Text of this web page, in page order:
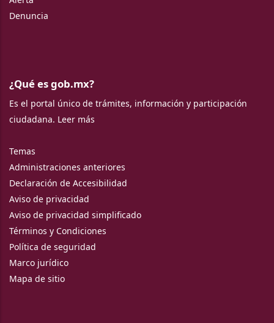
Denuncia
¿Qué es gob.mx?
Es el portal único de trámites, información y participación
ciudadana. Leer más
Temas
Administraciones anteriores
Declaración de Accesibilidad
Aviso de privacidad
Aviso de privacidad simplificado
Términos y Condiciones
Política de seguridad
Marco jurídico
Mapa de sitio